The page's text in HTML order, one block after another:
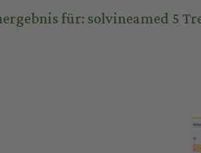
für:solvineamed5